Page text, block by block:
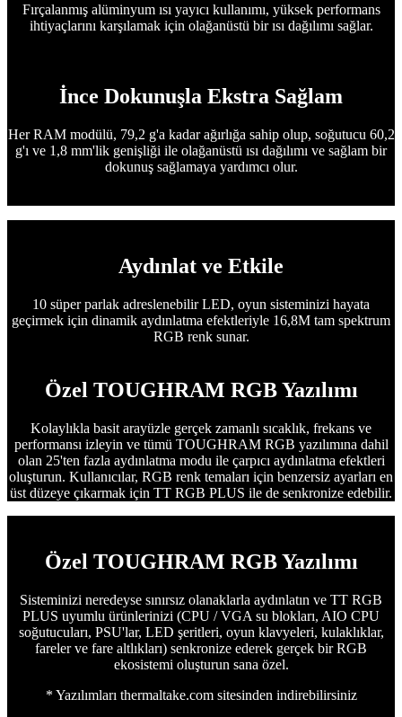
Fırçalanmış alüminyum ısı yayıcı kullanımı, yüksek performans
ihtiyaçlarını karşılamak için olağanüstü bir ısı dağılımı sağlar.
İnce Dokunuşla Ekstra Sağlam
Her RAM modülü, 79,2 g'a kadar ağırlığa sahip olup, soğutucu 60,2
g'ı ve 1,8 mm'lik genişliği ile olağanüstü ısı dağılımı ve sağlam bir
dokunuş sağlamaya yardımcı olur.
Aydınlat ve Etkile
10 süper parlak adreslenebilir LED, oyun sisteminizi hayata
geçirmek için dinamik aydınlatma efektleriyle 16,8M tam spektrum
RGB renk sunar.
Özel TOUGHRAM RGB Yazılımı
Kolaylıkla basit arayüzle gerçek zamanlı sıcaklık, frekans ve
performansı izleyin ve tümü TOUGHRAM RGB yazılımına dahil
olan 25'ten fazla aydınlatma modu ile çarpıcı aydınlatma efektleri
oluşturun. Kullanıcılar, RGB renk temaları için benzersiz ayarları en
üst düzeye çıkarmak için TT RGB PLUS ile de senkronize edebilir.
Özel TOUGHRAM RGB Yazılımı
Sisteminizi neredeyse sınırsız olanaklarla aydınlatın ve TT RGB
PLUS uyumlu ürünlerinizi (CPU / VGA su blokları, AIO CPU
soğutucuları, PSU'lar, LED şeritleri, oyun klavyeleri, kulaklıklar,
fareler ve fare altlıkları) senkronize ederek gerçek bir RGB
ekosistemi oluşturun sana özel.
* Yazılımları thermaltake.com sitesinden indirebilirsiniz